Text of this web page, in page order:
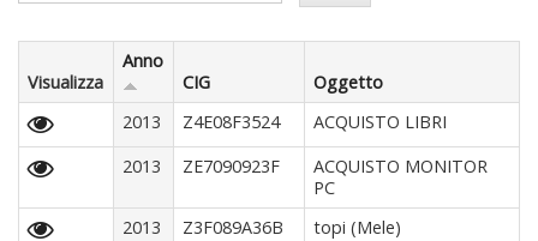
Visualizza
Anno
CIG
Oggetto
2013
Z4E08F3524
ACQUISTO LIBRI
2013
ZE7090923F
ACQUISTO MONITOR
PC
2013
Z3F089A36B
topi (Mele)